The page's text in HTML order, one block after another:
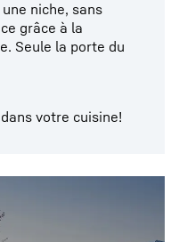
niche, sans
grâce à la
Seule la porte du
votre cuisine!